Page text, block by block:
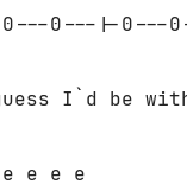
0---|-0---
I`d be
e e e